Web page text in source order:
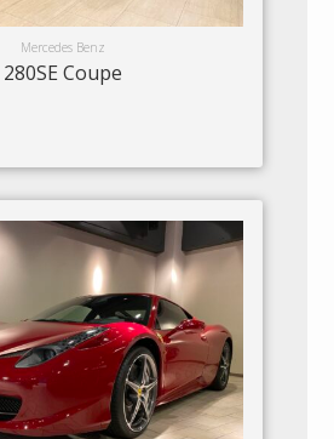
Mercedes Benz
280SE Coupe